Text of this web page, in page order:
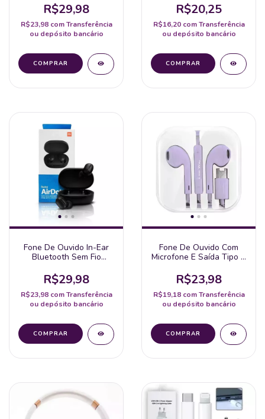
R$29,98
R$23,98 com Transferência
ou depósito bancário
R$20,25
R$16,20 com Transferência
ou depósito bancário
Fone De Ouvido In-Ear
Bluetooth Sem Fio
R$29,98
R$23,98 com Transferência
ou depósito bancário
Fone De Ouvido Com
Microfone E Saída Tipo C
R$23,98
R$19,18 com Transferência
ou depósito bancário